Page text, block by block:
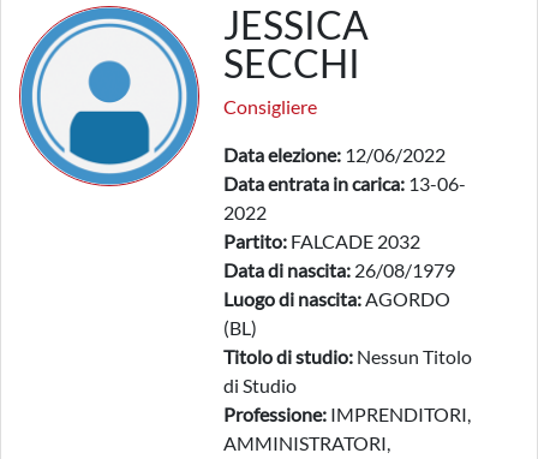
JESSICA
SECCHI
Consigliere
Data elezione: 12/06/2022
Data entrata in carica: 13-06-
2022
Partito: FALCADE 2032
Data di nascita: 26/08/1979
Luogo di nascita:AGORDO
(BL)
Titolo di studio: Nessun Titolo
di Studio
Professione: IMPRENDITORI,
AMMINISTRATORI,